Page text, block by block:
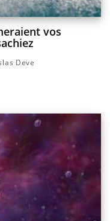
vos
Deve